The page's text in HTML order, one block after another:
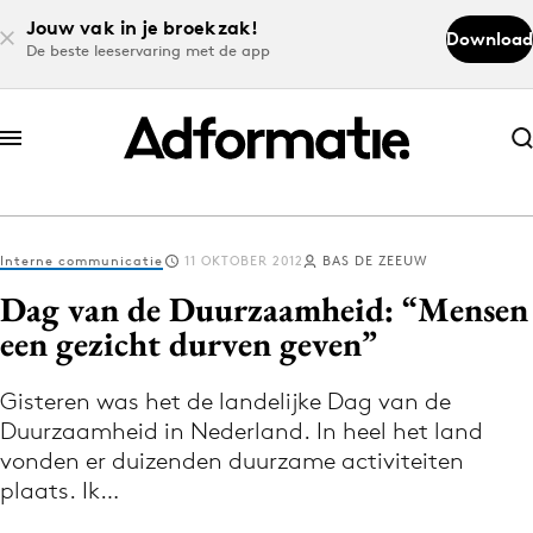
Jouw vak in je broekzak!
De beste leeservaring met de app
Download
Abonneer nu
Abonneer nu
Log in
Download de app
Volg het laatste nieuws via de Adformatie
Nieuws app
Interne communicatie 11 OKTOBER 2012 BAS DE ZEEUW
Dag van de Duurzaamheid: “Mensen
een gezicht durven geven”
Gisteren was het de landelijke Dag van de
Duurzaamheid in Nederland. In heel het land
vonden er duizenden duurzame activiteiten
plaats. Ik…